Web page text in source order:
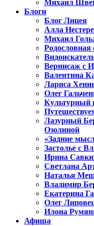
Михаил
Блоги
Блог Лицея
Алла
Михаил
Вернисаж с
Валентина
Лариса
Олег
Культурный
Лазурный
Озолиной
«Задние
Застолье с
Ирина
Светлана
Наталья
Владимир
Екатерина
Олег
Илона
Афиша